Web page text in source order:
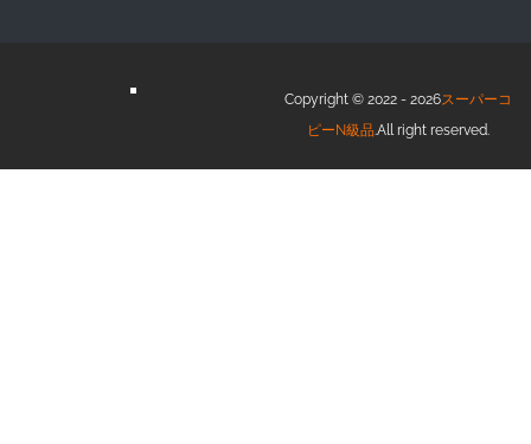
Copyright © 2022 - 2026スーパーコ
ピーN級品.All right reserved.